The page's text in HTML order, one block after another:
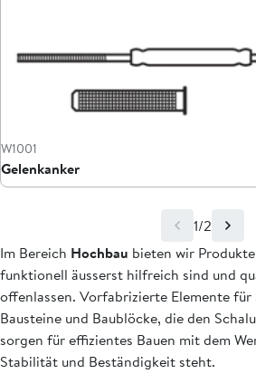
W1001
Gelenkanker
1/2
Im Bereich Hochbau bieten wir
funktionell äusserst hilfreich sind und
offenlassen. Vorfabrizierte Elemente
Bausteine und Baublöcke, die den
sorgen für effizientes Bauen mit dem
Stabilität und Beständigkeit steht.